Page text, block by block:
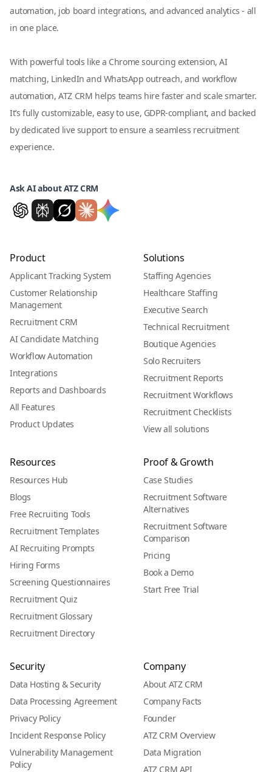
automation, job board integrations, and advanced analytics - all
in one place.
With powerful tools like a Chrome sourcing extension, AI
matching, LinkedIn and WhatsApp outreach, and workflow
automation, ATZ CRM helps teams hire faster and scale smarter.
It’s fully customizable, easy to use, GDPR-compliant, and backed
by dedicated live support to ensure a seamless recruitment
experience.
Ask AI about ATZ CRM
Product
Applicant Tracking System
Customer Relationship
Management
Recruitment CRM
AI Candidate Matching
Workflow Automation
Integrations
Reports and Dashboards
All Features
Product Updates
Solutions
Staffing Agencies
Healthcare Staffing
Executive Search
Technical Recruitment
Boutique Agencies
Solo Recruiters
Recruitment Reports
Recruitment Workflows
Recruitment Checklists
View all solutions
Resources
Resources Hub
Blogs
Free Recruiting Tools
Recruitment Templates
AI Recruiting Prompts
Hiring Forms
Screening Questionnaires
Recruitment Quiz
Recruitment Glossary
Recruitment Directory
Proof & Growth
Case Studies
Recruitment Software
Alternatives
Recruitment Software
Comparison
Pricing
Book a Demo
Start Free Trial
Security
Data Hosting & Security
Data Processing Agreement
Privacy Policy
Incident Response Policy
Vulnerability Management
Policy
Company
About ATZ CRM
Company Facts
Founder
ATZ CRM Overview
Data Migration
ATZ CRM API